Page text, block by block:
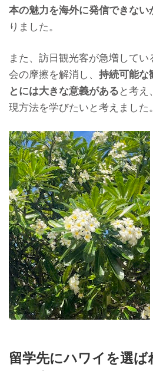
本の魅力を海外に発信できない
りました。
また、訪日観光客が急増して
会の摩擦を解消し、 持続可能な
とには大きな意義がある と考え
現方法を学びたいと考えました。
留学先にハワイを選